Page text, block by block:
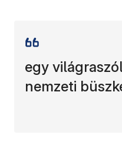
egy
nemzeti